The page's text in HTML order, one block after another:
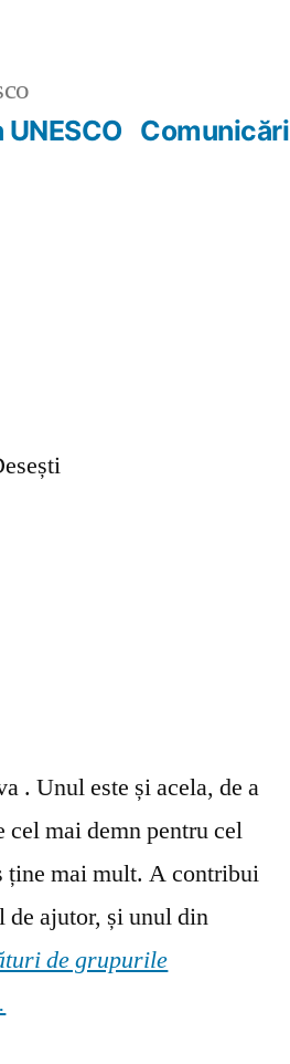
Comunicări
. Unul este și acela, de a
cel mai demn pentru cel
ține mai mult. A contribui
de ajutor, și unul din
de grupurile